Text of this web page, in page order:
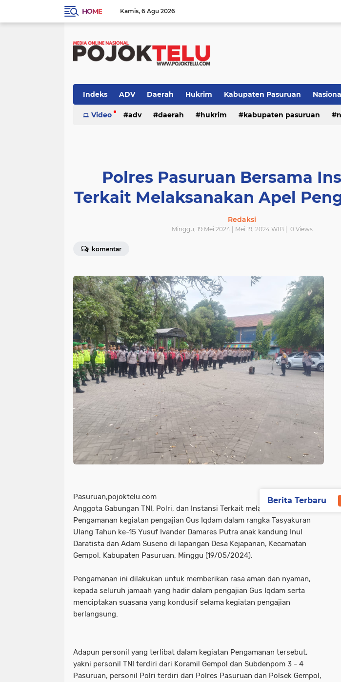
HOME Kamis 6 Agu 2026
Indeks ADV Daerah Hukrim Kabupaten Pasuruan
Sidoarjo TNI - POLRI TNI-POLRI
Video adv daerah hukrim kabupaten pasuruan
Polres Pasuruan Bersama
Terkait Melaksanakan Apel
Redaksi
Minggu, 19 Mei 2024 | Mei 19, 2024 WIB | 0Views
komentar
Pasuruan,pojoktelu.com
Anggota Gabungan TNI, Polri, dan Instansi Terkait melaksanakan Apel
Pengamanan kegiatan pengajian Gus Iqdam dalam rangka Tasyakuran
Ulang Tahun ke-15 Yusuf Ivander Damares Putra anak kandung Inul
Daratista dan Adam Suseno di lapangan Desa Kejapanan, Kecamatan
Gempol, Kabupaten Pasuruan, Minggu (19/05/2024).
Pengamanan ini dilakukan untuk memberikan rasa aman dan nyaman,
kepada seluruh jamaah yang hadir dalam pengajian Gus Iqdam serta
menciptakan suasana yang kondusif selama kegiatan pengajian
berlangsung.
Adapun personil yang terlibat dalam kegiatan Pengamanan tersebut,
yakni personil TNI terdiri dari Koramil Gempol dan Subdenpom 3 - 4
Pasuruan, personil Polri terdiri dari Polres Pasuruan dan Polsek Gempol,
Berita Terbaru